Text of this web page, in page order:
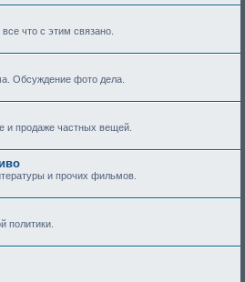
что с этим связано.
Обсуждение фото дела.
и продаже частных вещей.
и прочих фильмов.
политики.